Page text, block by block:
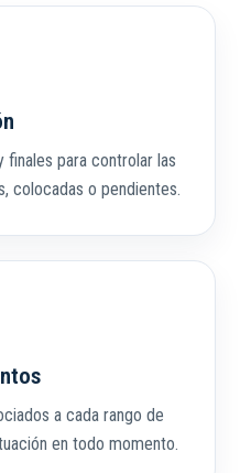
finales para controlar las
colocadas o pendientes.
a cada rango de
en todo momento.